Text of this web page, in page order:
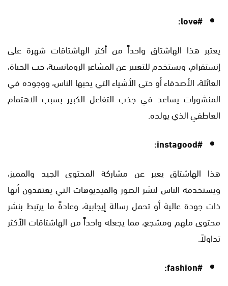
#love:
يعتبر هذا الهاشتاق واحداً من أكثر الهاشتاقات شهرة على
إنستقرام، ويستخدم للتعبير عن المشاعر الرومانسية، حب الحياة،
العائلة، الأصدقاء أو حتى الأشياء التي يحبها الناس، ووجوده في
المنشورات يساعد في جذب التفاعل الكبير بسبب الاهتمام
العاطفي الذي يولده.
#instagood:
هذا الهاشتاق يعبر عن مشاركة المحتوى الجيد والمميز،
ويستخدمه الناس لنشر الصور والفيديوهات التي يعتقدون أنها
ذات جودة عالية أو تحمل رسالة إيجابية، وعادةً ما يرتبط بنشر
محتوى ملهم ومشجع، مما يجعله واحداً من الهاشتاقات الأكثر
تداولاً.
#fashion: